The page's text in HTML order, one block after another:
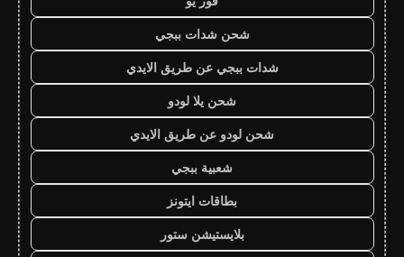
شحن شدات ببجي
شدات ببجي عن طريق الايدي
شحن يلا لودو
شحن لودو عن طريق الايدي
شعبية ببجي
بطاقات ايتونز
بلايستيشن ستور